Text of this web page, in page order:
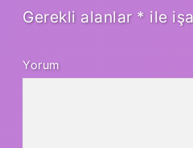
Gerekli alanlar * ile
Yorum